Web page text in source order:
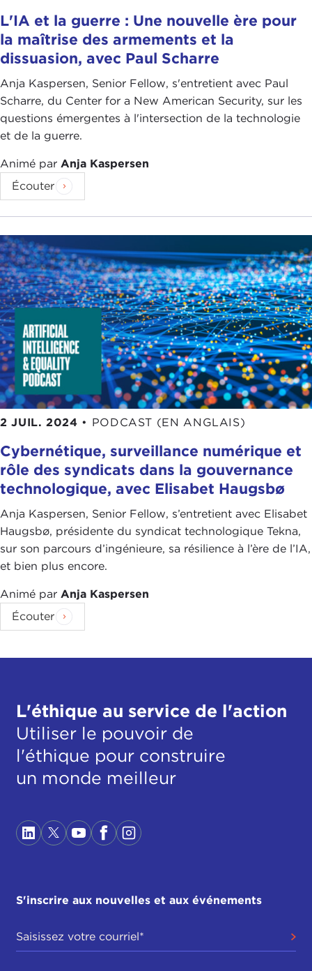
L'IA et la guerre : Une nouvelle ère pour
la maîtrise des armements et la
dissuasion, avec Paul Scharre
Anja Kaspersen, Senior Fellow, s'entretient avec Paul
Scharre, du Center for a New American Security, sur les
questions émergentes à l'intersection de la technologie
et de la guerre.
Animé par Anja Kaspersen
Écouter
2 JUIL. 2024 • PODCAST (EN ANGLAIS)
Cybernétique, surveillance numérique et
rôle des syndicats dans la gouvernance
technologique, avec Elisabet Haugsbø
Anja Kaspersen, Senior Fellow, s’entretient avec Elisabet
Haugsbø, présidente du syndicat technologique Tekna,
sur son parcours d’ingénieure, sa résilience à l’ère de l’IA,
et bien plus encore.
Animé par Anja Kaspersen
Écouter
L'éthique au service de l'action
Utiliser le pouvoir de
l'éthique pour construire
un monde meilleur
S'inscrire aux nouvelles et aux événements